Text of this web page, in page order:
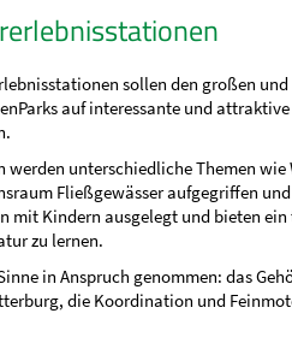
sollen den großen
auf interessante und
werden unterschiedliche Themen
Fließgewässer aufgegriffen
mit Kindern ausgelegt und bieten
zu lernen.
in Anspruch genommen: das
die Koordination und